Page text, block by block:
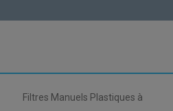
Filtres Manuels Plastiques à